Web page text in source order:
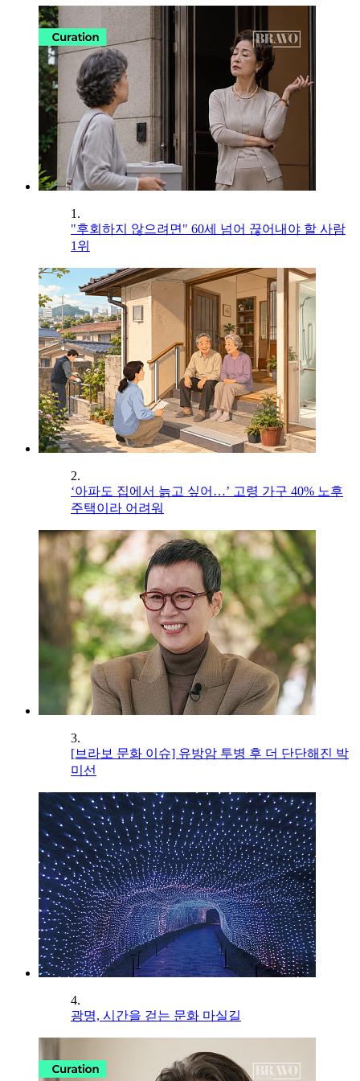
1.
"후회하지 않으려면" 60세 넘어 끊어내야 할 사람
1위
2.
‘아파도 집에서 늙고 싶어…’ 고령 가구 40% 노후
주택이라 어려워
3.
[브라보 문화 이슈] 유방암 투병 후 더 단단해진 박
미선
4.
광명, 시간을 걷는 문화 마실길